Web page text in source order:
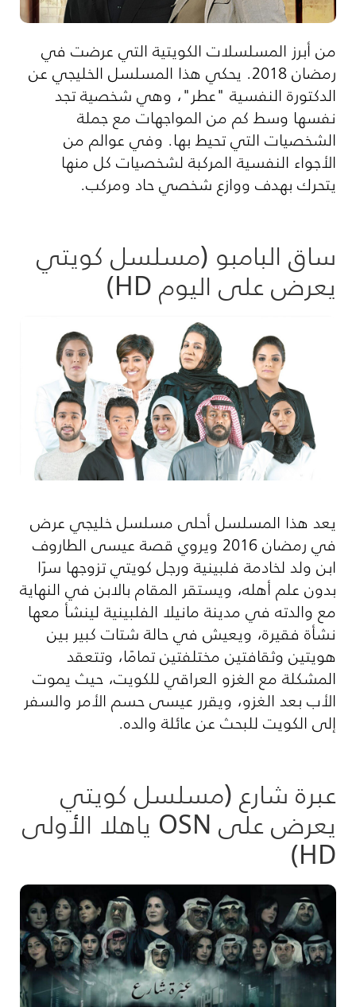
من أبرز المسلسلات الكويتية التي عرضت في
رمضان 2018. يحكي هذا المسلسل الخليجي عن
الدكتورة النفسية "عطر"، وهي شخصية تجد
نفسها وسط كم من المواجهات مع جملة
الشخصيات التي تحيط بها. وفي عوالم من
الأجواء النفسية المركبة لشخصيات كل منها
يتحرك بهدف ووازع شخصي حاد ومركب.
ساق البامبو (مسلسل كويتي
يعرض على اليوم HD)
يعد هذا المسلسل أحلى مسلسل خليجي عرض
في رمضان 2016 ويروي قصة عيسى الطاروف
ابن ولد لخادمة فلبينية ورجل كويتي تزوجها سرًا
بدون علم أهله، ويستقر المقام بالابن في النهاية
مع والدته في مدينة مانيلا الفلبينية لينشأ معها
نشأة فقيرة، ويعيش في حالة شتات كبير بين
هويتين وثقافتين مختلفتين تمامًا، وتتعقد
المشكلة مع الغزو العراقي للكويت، حيث يموت
اﻷب بعد الغزو، ويقرر عيسى حسم اﻷمر والسفر
إلى الكويت للبحث عن عائلة والده.
عبرة شارع (مسلسل كويتي
يعرض على OSN ياهلا الأولى
HD)